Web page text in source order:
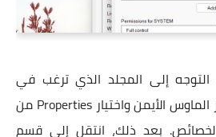
إلى المجلد الذي ترغب في
حمايته، ثم النقر عليه بزر الماوس الأيمن واختيار Properties من
بعد ذلك، انتقل إلى قسم